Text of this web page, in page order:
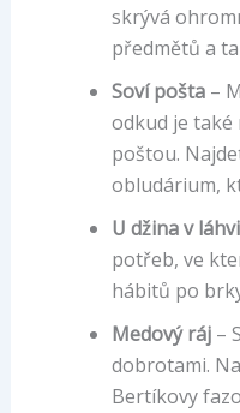
skrývá
předmětů a
Soví pošta –
odkud je také
poštou.
obludárium,
U džina v láhvi
potřeb, ve
hábitů po
Medový ráj –
dobrotami.
Bertíkovy